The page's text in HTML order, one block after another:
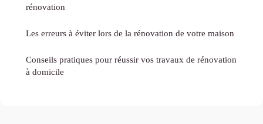
rénovation
Les erreurs à éviter lors de la rénovation de votre maison
Conseils pratiques pour réussir vos travaux de rénovation
à domicile